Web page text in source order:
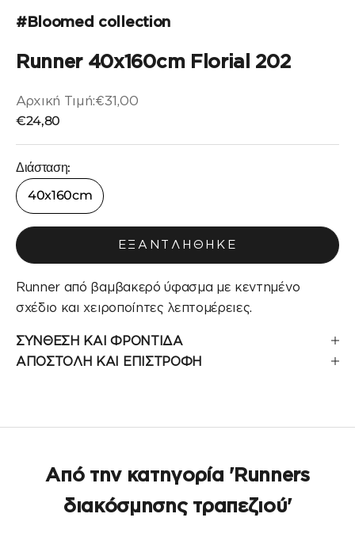
#Bloomed collection
Runner 40x160cm Florial 202
Τιμή πώλησης
€24,80
Αρχική τιμή
Αρχική Τιμή:€31,00
Διάσταση:
40x160cm
ΕΞΑΝΤΛΉΘΗΚΕ
Runner από βαμβακερό ύφασμα με κεντημένο
σχέδιο και χειροποίητες λεπτομέρειες.
ΣΥΝΘΕΣΗ ΚΑΙ ΦΡΟΝΤΙΔΑ
ΑΠΟΣΤΟΛΗ ΚΑΙ ΕΠΙΣΤΡΟΦΗ
Από την κατηγορία 'Runners
διακόσμησης τραπεζιού'